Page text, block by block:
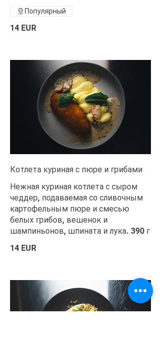
14 EUR
Популярный
Котлета куриная с пюре и грибами
Нежная куриная котлета с сыром
чеддер, подаваемая со сливочным
картофельным пюре и смесью
белых грибов, вешенок и
шампиньонов, шпината и лука. 390 г
14 EUR